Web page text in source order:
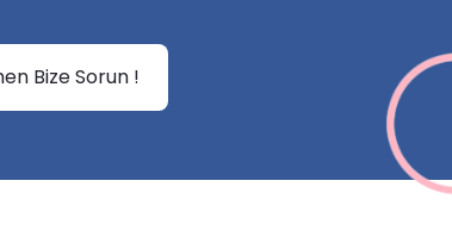
Bize Sorun !